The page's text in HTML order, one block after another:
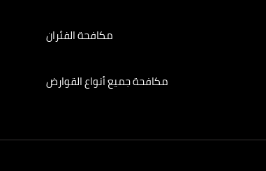
مكافحة الفئران
مكافحة جميع أنواع القوارض